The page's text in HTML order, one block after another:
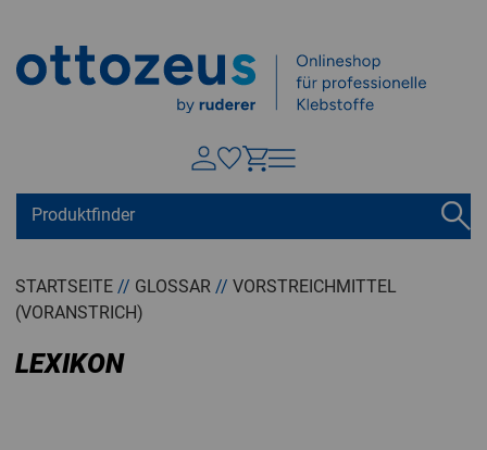
Springen zu
Tastaturkurzbefehle
Konto
Menü ein-/ausblenden
STARTSEITE // GLOSSAR // VORSTREICHMITTEL
(VORANSTRICH)
LEXIKON